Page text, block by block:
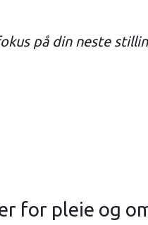
på din neste
for pleie og